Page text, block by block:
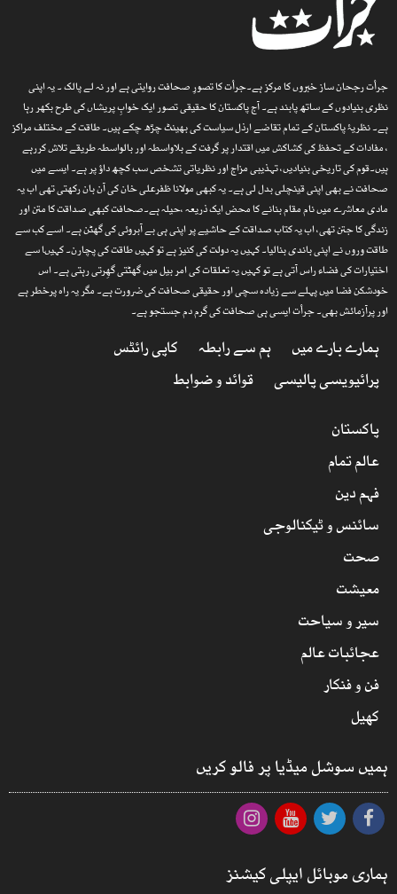
جرأت رجحان ساز خبروں کا مرکز ہے۔جرأت کا تصورِ صحافت روایتی ہے اور نہ لے پالک ۔ یہ اپنی
نظری بنیادوں کے ساتھ پابند ہے۔ آج پاکستان کا حقیقی تصور ایک خوابِ پریشاں کی طرح بکھر رہا
ہے۔ نظریۂ پاکستان کے تمام تقاضے ارذل سیاست کی بھینٹ چڑھ چکے ہیں۔ طاقت کے مختلف مراکز
، مفادات کے تحفظ کی کشاکش میں اقتدار پر گرفت کے بلاواسطہ اور بالواسطہ طریقے تلاش کررہے
ہیں۔قوم کی تاریخی بنیادیں، تہذیبی مزاج اور نظریاتی تشخص سب کچھ داؤ پر ہے۔ ایسے میں
صحافت نے بھی اپنی قینچلی بدل لی ہے۔ یہ کبھی مولانا ظفرعلی خان کی آن بان رکھتی تھی اب یہ
مادی معاشرے میں نام مقام بنانے کا محض ایک ذریعہ ،حیلہ ہے۔صحافت کبھی صداقت کا متن اور
زندگی کا جتن تھی، اب یہ کتاب صداقت کے حاشیے پر اپنی ہی بے آبروئی کی گھٹن ہے۔ اسے کب سے
طاقت وروں نے اپنی باندی بنالیا۔ کہیں یہ دولت کی کنیز ہے تو کہیں طاقت کی پچارن۔ کہیںا سے
اختیارات کی فضاء راس آتی ہے تو کہیں یہ تعلقات کی امر بیل میں گھٹتی گھِرتی رہتی ہے۔ اس
خودشکن فضا میں پہلے سے زیادہ سچی اور حقیقی صحافت کی ضرورت ہے۔ مگر یہ راہ پرخطر ہے
اور پرآزمائش بھی۔ جرأت ایسی ہی صحافت کی گرم دم جستجو ہے۔
ہمارے بارے میں ہم سے رابطہ
کاپی رائٹس
پرائیویسی پالیسی
قوائد و ضوابط
پاکستان
عالم تمام
فہم دین
سائنس و ٹیکنالوجی
صحت
معیشت
سیر و سیاحت
عجائبات عالم
فن و فنکار
کھیل
ہمیں سوشل میڈیا پر فالو کریں
ہماری موبائل ایپلی کیشنز